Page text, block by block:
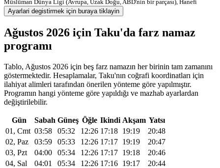
Müslüman Dünya Ligi (Avrupa, Uzak Doğu, ABD'nin bir parçası), Hanefi
Ayarlari degistirmek için buraya tiklayin
Ağustos 2026 için Taku'da farz namaz
programı
Tablo, Ağustos 2026 için beş farz namazın her birinin tam zamanını
göstermektedir. Hesaplamalar, Taku'nın coğrafi koordinatları için
ilahiyat alimleri tarafından önerilen yönteme göre yapılmıştır.
Programın hangi yönteme göre yapıldığı ve mazhab ayarlardan
değiştirilebilir.
Gün Sabah Güneş Öğle Ikindi Akşam Yatsı
01, Cmt 03:58 05:32 12:26 17:18 19:19
20:48
02, Paz
03:59 05:33 12:26 17:17 19:19
20:47
03, Pzt
04:00 05:34 12:26 17:17 19:18
20:46
04, Sal
04:01 05:34 12:26 17:16 19:17
20:44